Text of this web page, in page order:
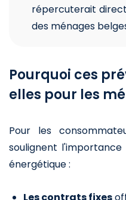
répercuterait
des ménages
Pourquoi ces
elles pour les
Pour les
soulignent
énergétique :
Les contrats fixes